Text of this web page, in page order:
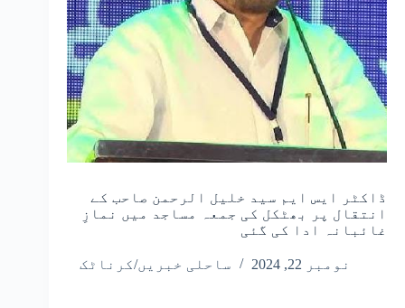
ڈاکٹر ایس ایم سید خلیل الرحمن صاحب کے
انتقال پر بھٹکل کی جمعہ مساجد میں نمازِ
غائبانہ ادا کی گئی
نومبر 22, 2024 ساحلی خبریں/کرناٹک